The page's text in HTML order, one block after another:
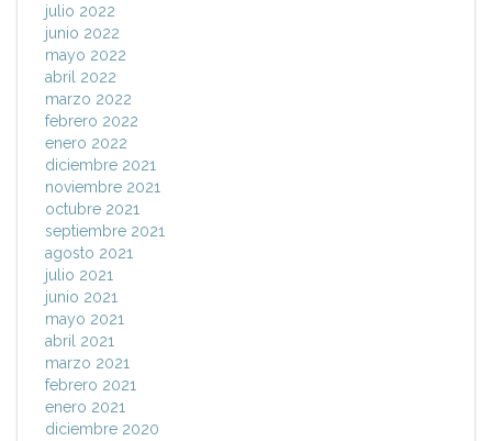
julio 2022
junio 2022
mayo 2022
abril 2022
marzo 2022
febrero 2022
enero 2022
diciembre 2021
noviembre 2021
octubre 2021
septiembre 2021
agosto 2021
julio 2021
junio 2021
mayo 2021
abril 2021
marzo 2021
febrero 2021
enero 2021
diciembre 2020